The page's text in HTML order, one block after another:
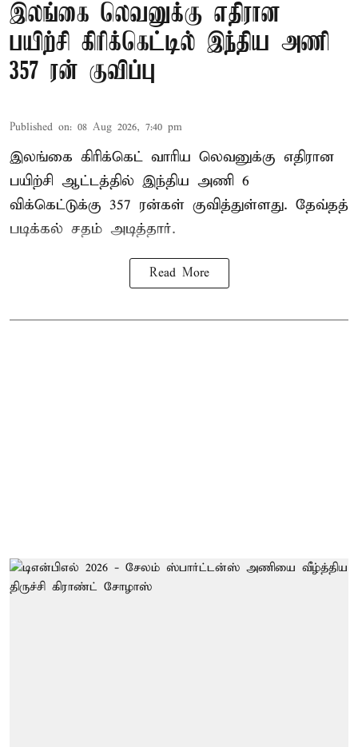
இலங்கை லெவனுக்கு எதிரான
பயிற்சி கிரிக்கெட்டில் இந்திய அணி
357 ரன் குவிப்பு
Published on: 08 Aug 2026, 7:40 pm
இலங்கை கிரிக்கெட் வாரிய லெவனுக்கு எதிரான
பயிற்சி ஆட்டத்தில் இந்திய அணி 6
விக்கெட்டுக்கு 357 ரன்கள் குவித்துள்ளது. தேவ்தத்
படிக்கல் சதம் அடித்தார்.
Read More